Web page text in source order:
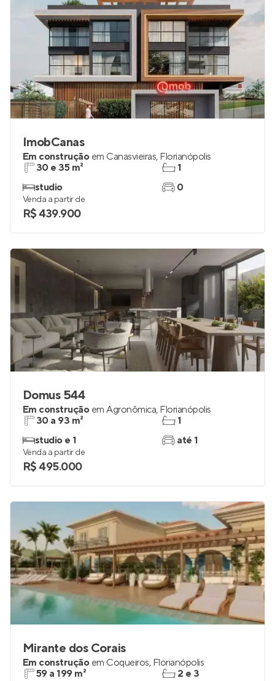
ImobCanas
Em construção em Canasvieiras, Florianópolis
30 e 35 m²
studio
1
0
Venda a partir de
R$ 439.900
Domus 544
Em construção em Agronômica, Florianópolis
30 a 93 m²
studio e 1
1
até 1
Venda a partir de
R$ 495.000
Mirante dos Corais
Em construção em Coqueiros, Florianópolis
59 a 199 m²
2 e 3